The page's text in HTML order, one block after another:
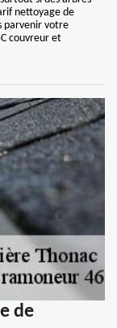
nettoyage de
parvenir votre
couvreur et
de